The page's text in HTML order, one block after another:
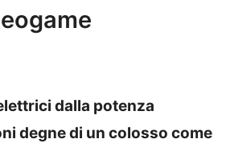
dalla potenza
degne di un colosso come